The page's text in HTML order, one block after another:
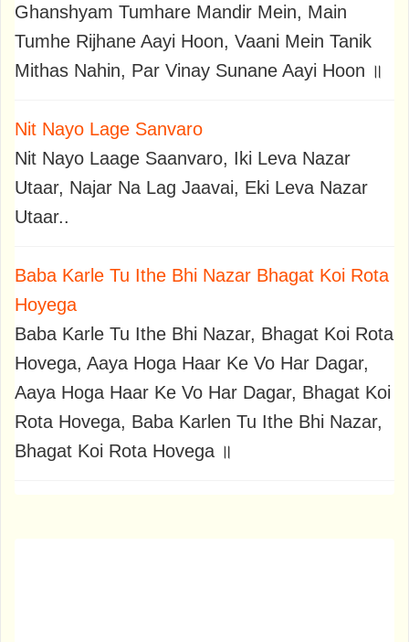
Ghanshyam Tumhare Mandir Mein, Main
Tumhe Rijhane Aayi Hoon, Vaani Mein Tanik
Mithas Nahin, Par Vinay Sunane Aayi Hoon ॥
Nit Nayo Lage Sanvaro
Nit Nayo Laage Saanvaro, Iki Leva Nazar
Utaar, Najar Na Lag Jaavai, Eki Leva Nazar
Utaar..
Baba Karle Tu Ithe Bhi Nazar Bhagat Koi Rota
Hoyega
Baba Karle Tu Ithe Bhi Nazar, Bhagat Koi Rota
Hovega, Aaya Hoga Haar Ke Vo Har Dagar,
Aaya Hoga Haar Ke Vo Har Dagar, Bhagat Koi
Rota Hovega, Baba Karlen Tu Ithe Bhi Nazar,
Bhagat Koi Rota Hovega ॥